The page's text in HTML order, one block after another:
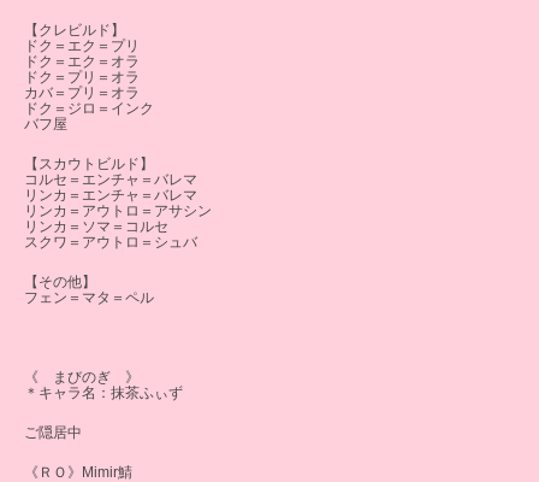
【クレビルド】
ドク＝エク＝プリ
ドク＝エク＝オラ
ドク＝プリ＝オラ
カバ＝プリ＝オラ
ドク＝ジロ＝インク
バフ屋
【スカウトビルド】
コルセ＝エンチャ＝バレマ
リンカ＝エンチャ＝バレマ
リンカ＝アウトロ＝アサシン
リンカ＝ソマ＝コルセ
スクワ＝アウトロ＝シュバ
【その他】
フェン＝マタ＝ペル
《 まびのぎ 》
＊キャラ名：抹茶ふぃず
ご隠居中
《ＲＯ》Mimir鯖